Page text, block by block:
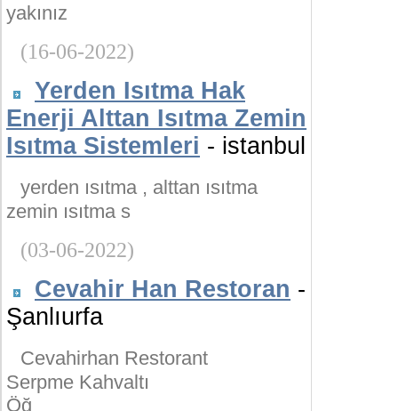
yakınız
(16-06-2022)
Yerden Isıtma Hak
Enerji Alttan Isıtma Zemin
Isıtma Sistemleri - istanbul
yerden ısıtma , alttan ısıtma
zemin ısıtma s
(03-06-2022)
Cevahir Han Restoran -
Şanlıurfa
Cevahirhan Restorant
Serpme Kahvaltı
Öğ